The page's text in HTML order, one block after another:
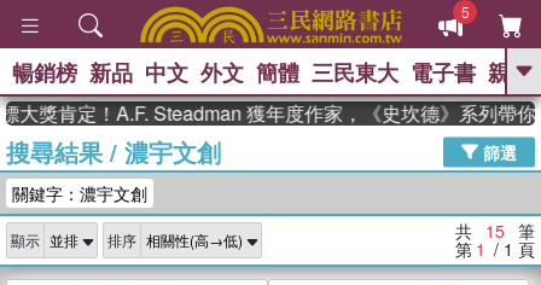
5
GO
高希均教授回憶錄
、 The Odyssey 、 父親節 、 如果歷
獎 臺灣漫遊錄 、 方念華 、 台灣的李
登輝時代
數學女孩：黎曼猜想 、
偉大的迷走神經
暢銷榜 新品 中文 外文 簡體 三民東大 電子書 親子
獎肯定！A.F. Steadman 獲年度作家，《史坎德》系列帶你
搜尋結果/ 濃宇文創
篩選
關鍵字：濃宇文創
顯示 排序 共 15 筆
第 1 / 1 頁